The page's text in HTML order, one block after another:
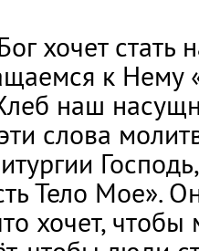
хочет
к Нему
наш
слова
Тело Мое».
хочет,